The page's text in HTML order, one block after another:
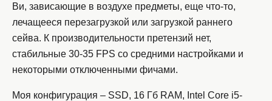
Ви, зависающие в воздухе предметы, еще что-то,
лечащееся перезагрузкой или загрузкой раннего
сейва. К производительности претензий нет,
стабильные 30-35 FPS со средними настройками и
некоторыми отключенными фичами.
Моя конфигурация – SSD, 16 Гб RAM, Intel Core i5-